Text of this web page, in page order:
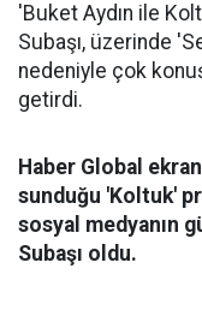
'Buket Aydın ile
Subaşı, üzerinde
nedeniyle çok
getirdi.
Haber Global
sunduğu 'Koltuk'
sosyal medyanın
Subaşı oldu.